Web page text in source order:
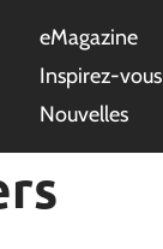
eMagazine
Inspirez-vous
Nouvelles